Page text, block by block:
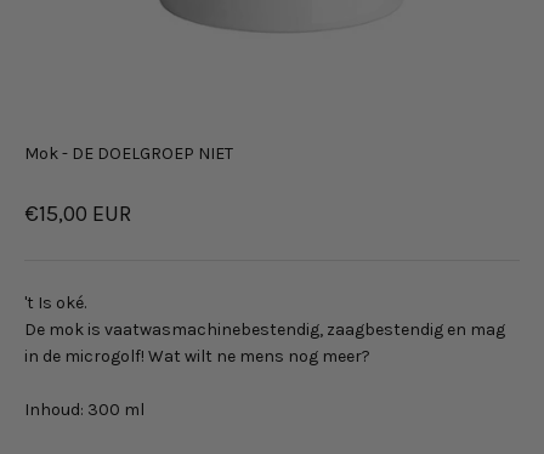
Mok - DE DOELGROEP NIET
Aanbiedingsprijs
€15,00 EUR
't Is oké.
De mok is vaatwasmachinebestendig, zaagbestendig en mag
in de microgolf! Wat wilt ne mens nog meer?
Inhoud: 300 ml